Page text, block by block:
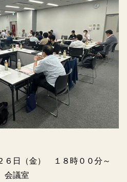
日（金） １８時００分～
議室